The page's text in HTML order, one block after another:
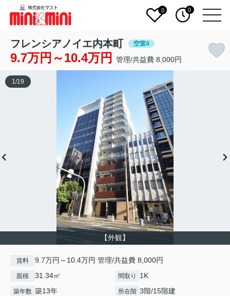
0 0
フレンシアノイエ内本町 空室4
9.7万円～10.4万円 管理/共益費 8,000円
【外観】
1 /19
賃料 9.7万円～10.4万円 管理/共益費 8,000円
面積 31.34㎡ 間取り 1K
築年数 築13年 所在階 3階/15階建